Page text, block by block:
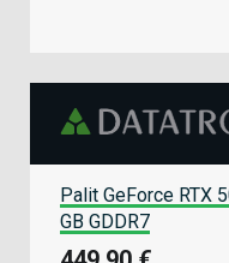
Palit GeForce RTX
GB GDDR7